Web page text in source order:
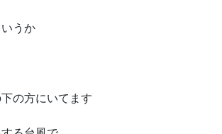
うか
の方にいてます